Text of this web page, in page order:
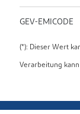
GEV-EMICODE
(*): Dieser Wert
Verarbeitung